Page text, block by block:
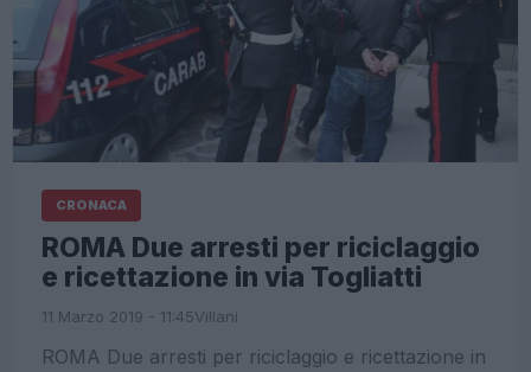
CRONACA
ROMA Due arresti per riciclaggio
e ricettazione in via Togliatti
11 Marzo 2019 - 11:45Villani
ROMA Due arresti per riciclaggio e ricettazione in